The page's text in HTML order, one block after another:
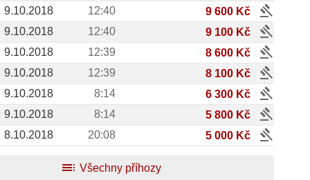
9.10.2018
12:40 9 600 Kč gavel
9.10.2018 12:40 9 100 Kč gavel
9.10.2018 12:39 8 600 Kč gavel
9.10.2018 12:39 8 100 Kč gavel
9.10.2018 8:14 6 300 Kč gavel
9.10.2018 8:14 5 800 Kč gavel
8.10.2018 20:08 5 000 Kč
gavel
toc Všechny příhozy